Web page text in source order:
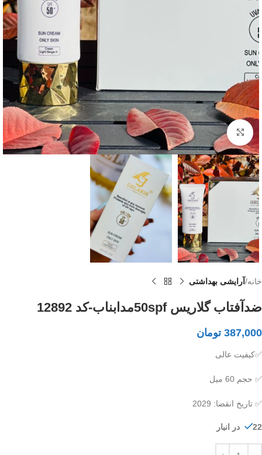
بزرگنمایی تصویر
خانه آرایشی بهداشتی
ضدآفتاب گلاریس 50spfمدابناب-کد 12892
387,000 تومان
✅️کیفیت عالی
✅️ حجم 60 میل
✅️ تاریخ انقضا: 2029
22 در انبار